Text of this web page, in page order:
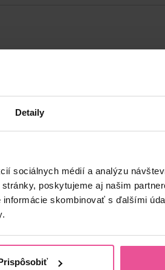
Detaily
sociálnych médií a analýzu
poskytujeme aj našim
skombinovať s ďalšími